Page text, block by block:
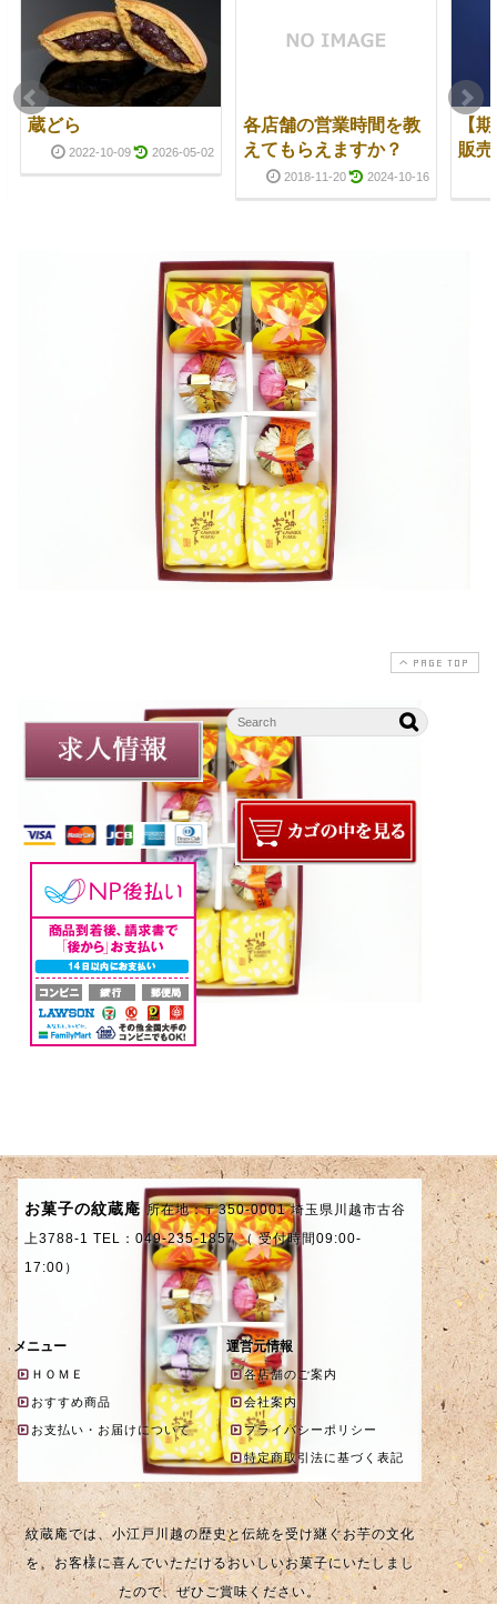
蔵どら
2022-10-09 2026-05-02
各店舗の営業時間を教
えてもらえますか？
2018-11-20 2024-10-16
【
販
PAGE TOP
お菓子の紋蔵庵 所在地：〒350-0001 埼玉県川越市古谷
上3788-1 TEL：049-235-1857 （ 受付時間09:00-
17:00）
メニュー
ＨＯＭＥ
おすすめ商品
お支払い・お届けについて
運営元情報
各店舗のご案内
会社案内
プライバシーポリシー
特定商取引法に基づく表記
紋蔵庵では、小江戸川越の歴史と伝統を受け継ぐお芋の文化
を、お客様に喜んでいただけるおいしいお菓子にいたしまし
たので、ぜひご賞味ください。